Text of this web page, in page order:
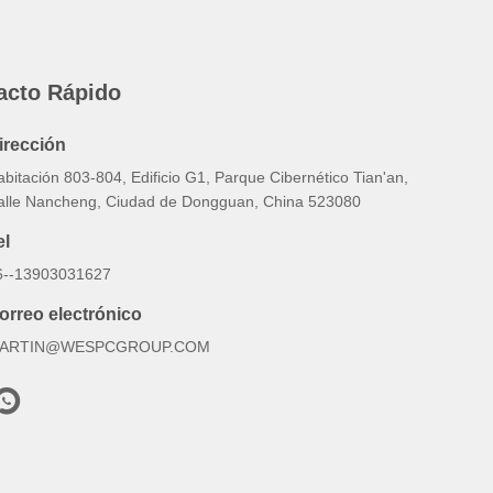
Rápido
803-804, Edificio G1, Parque Cibernético Tian'an,
Nancheng, Ciudad de Dongguan, China 523080
13903031627
electrónico